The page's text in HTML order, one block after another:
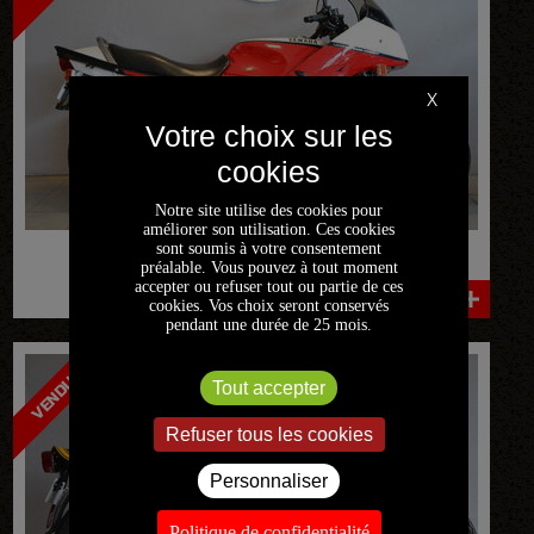
YAMAHA FJ1100
1100 CM
VENDUE
VENDUE
X
Notre site utilise des cookies pour
améliorer son utilisation. Ces cookies
sont soumis à votre consentement
préalable. Vous pouvez à tout moment
accepter ou refuser tout ou partie de ces
cookies. Vos choix seront conservés
pendant une durée de 25 mois.
Tout accepter
Refuser tous les cookies
Personnaliser